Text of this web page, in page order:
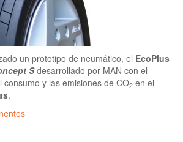
un prototipo de neumático, el EcoPlus
Sdesarrollado por MAN con el
y las emisiones de CO2 en el
.